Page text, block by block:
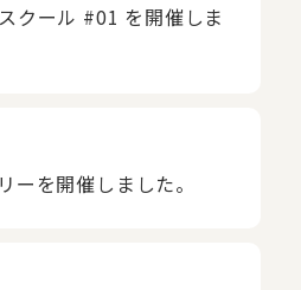
クール #01 を開催しま
ーを開催しました。